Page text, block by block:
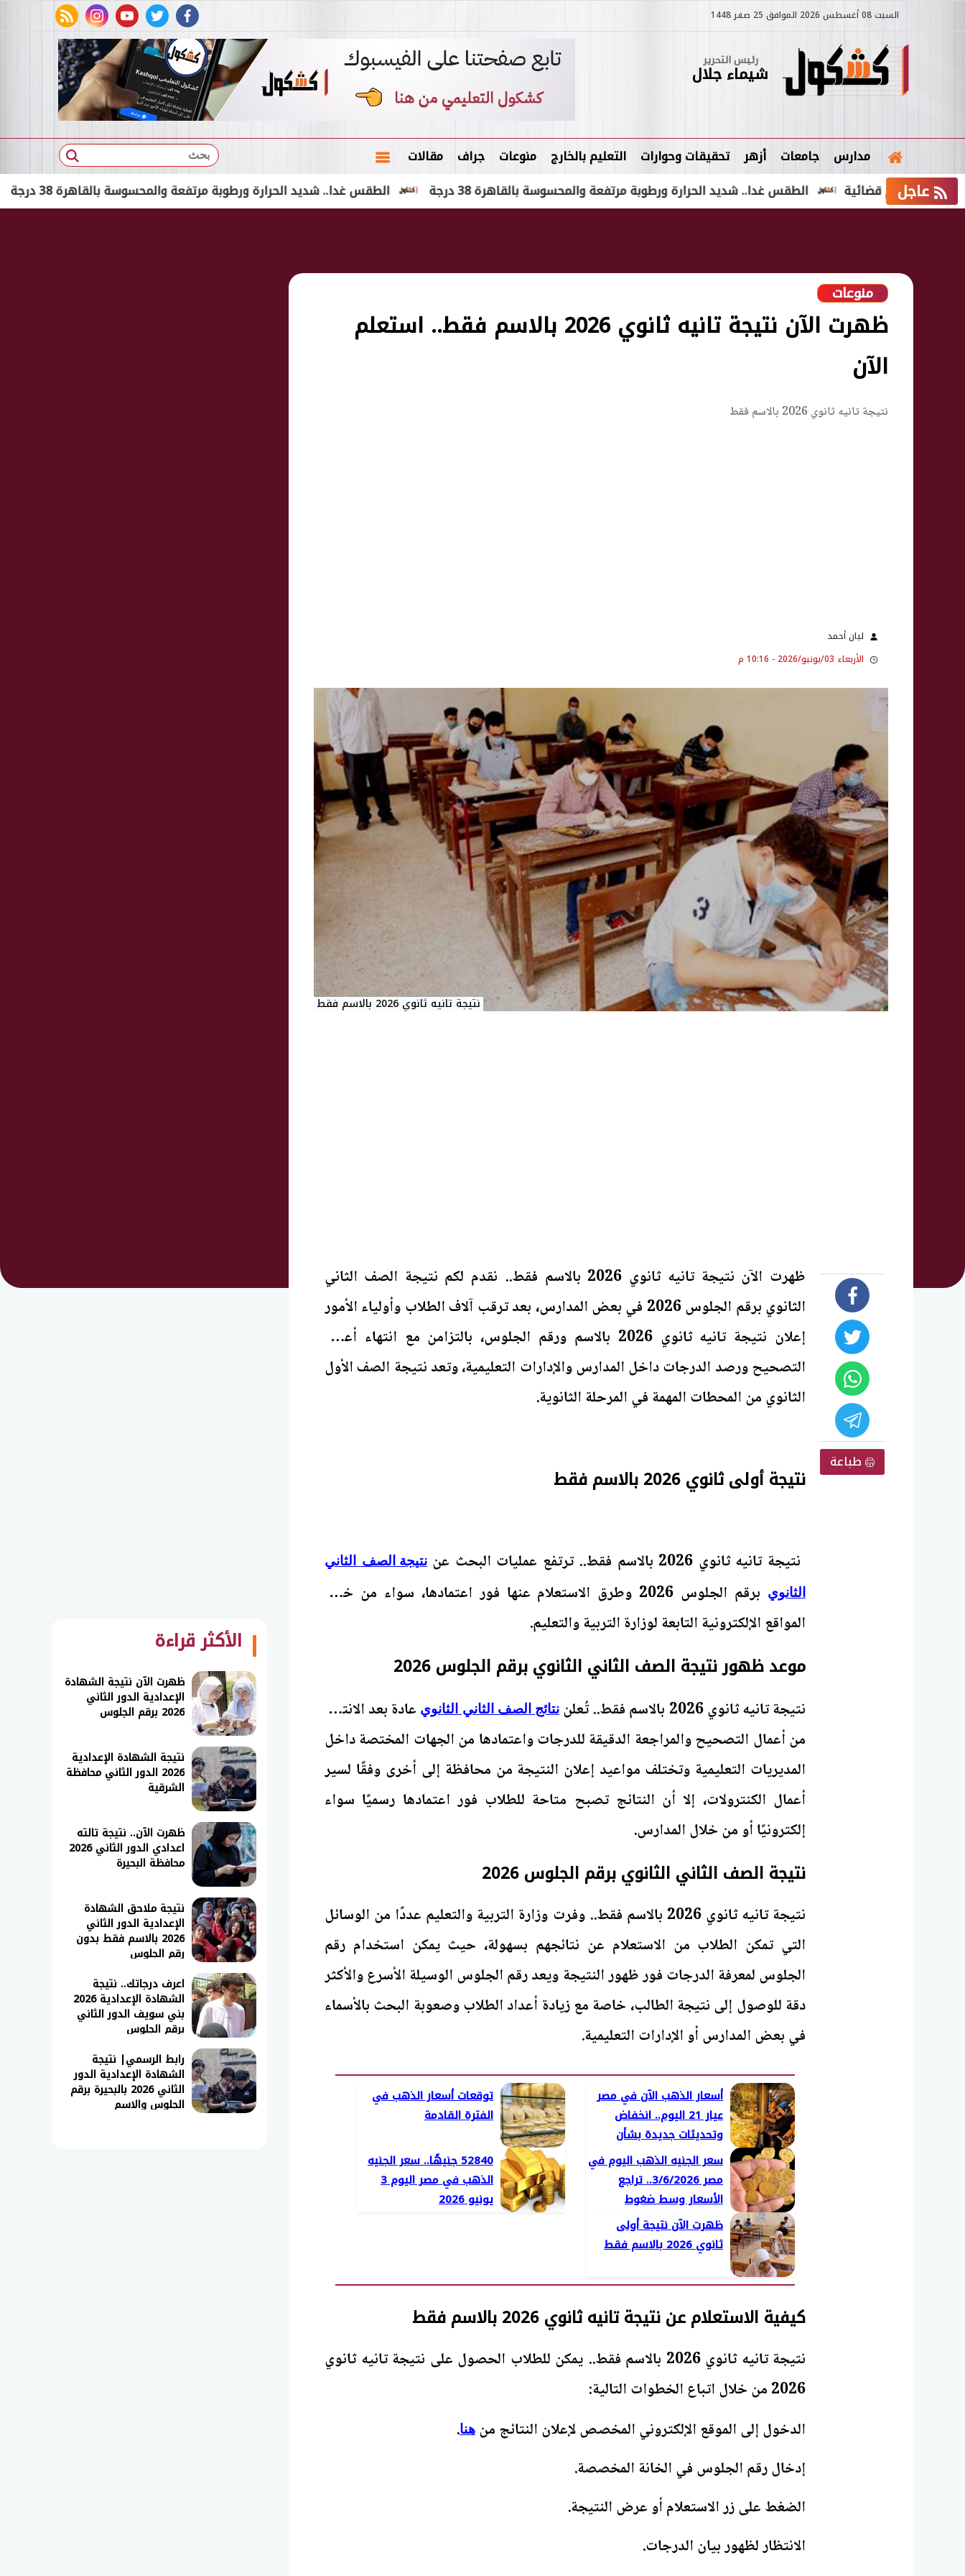
السبت 08 أغسطس 2026 الموافق 25 صفر 1448
facebook
twitter
youtube
instagram
rss feed
رئيس التحرير
شيماء جلال
مدارس جامعات أزهر تحقيقات وحوارات التعليم بالخارج منوعات جراف مقالات بحث
عاجل الطقس غدا.. شديد الحرارة ورطوبة مرتفعة والمحسوسة بالقاهرة 38 درجة الطقس غدا.. شديد الحرارة ورطوبة مرتفعة والمحسوسة بالقاهرة 38 درجة قضائية
منوعات
نتيجة تانيه ثانوي 2026 بالاسم فقط
ظهرت الآن نتيجة تانيه ثانوي 2026 بالاسم فقط.. استعلم
الآن
ليان أحمد
الأربعاء 03/يونيو/2026 - 10:16 م
نتيجة تانيه ثانوي 2026 بالاسم فقط
طباعة
ظهرت الآن نتيجة تانيه ثانوي 2026 بالاسم فقط.. نقدم لكم نتيجة الصف الثاني
الثانوي برقم الجلوس 2026 في بعض المدارس، بعد ترقب آلاف الطلاب وأولياء الأمور
إعلان نتيجة تانيه ثانوي 2026 بالاسم ورقم الجلوس، بالتزامن مع انتهاء أعمال
التصحيح ورصد الدرجات داخل المدارس والإدارات التعليمية، وتعد نتيجة الصف الأول
الثانوي من المحطات المهمة في المرحلة الثانوية.
نتيجة أولى ثانوي 2026 بالاسم فقط
نتيجة تانيه ثانوي 2026 بالاسم فقط.. ترتفع عمليات البحث عن نتيجة الصف الثاني
الثانوي
برقم الجلوس 2026 وطرق الاستعلام عنها فور اعتمادها، سواء من خلال
المواقع الإلكترونية التابعة لوزارة التربية والتعليم.
موعد ظهور نتيجة الصف الثاني الثانوي برقم الجلوس 2026
نتيجة تانيه ثانوي 2026 بالاسم فقط.. تُعلن نتائج الصف الثاني الثانوي عادة بعد الانتهاء
من أعمال التصحيح والمراجعة الدقيقة للدرجات واعتمادها من الجهات المختصة داخل
المديريات التعليمية وتختلف مواعيد إعلان النتيجة من محافظة إلى أخرى وفقًا لسير
أعمال الكنترولات، إلا أن النتائج تصبح متاحة للطلاب فور اعتمادها رسميًا سواء
إلكترونيًا أو من خلال المدارس.
نتيجة الصف الثاني الثانوي برقم الجلوس 2026
نتيجة تانيه ثانوي 2026 بالاسم فقط.. وفرت وزارة التربية والتعليم عددًا من الوسائل
التي تمكن الطلاب من الاستعلام عن نتائجهم بسهولة، حيث يمكن استخدام رقم
الجلوس لمعرفة الدرجات فور ظهور النتيجة ويعد رقم الجلوس الوسيلة الأسرع والأكثر
دقة للوصول إلى نتيجة الطالب، خاصة مع زيادة أعداد الطلاب وصعوبة البحث بالأسماء
في بعض المدارس أو الإدارات التعليمية.
أسعار الذهب الآن في مصر
عيار 21 اليوم.. انخفاض
وتحديثات جديدة بشأن
المصنعية
توقعات أسعار الذهب في
الفترة القادمة
سعر الجنيه الذهب اليوم في
مصر 3/6/2026.. تراجع
الأسعار وسط ضغوط
الأسواق العالمية
52840 جنيهًا.. سعر الجنيه
الذهب في مصر اليوم 3
يونيو 2026
ظهرت الآن نتيجة أولى
ثانوي 2026 بالاسم فقط
كيفية الاستعلام عن نتيجة تانيه ثانوي 2026 بالاسم فقط
نتيجة تانيه ثانوي 2026 بالاسم فقط.. يمكن للطلاب الحصول على نتيجة تانيه ثانوي
2026 من خلال اتباع الخطوات التالية:
الدخول إلى الموقع الإلكتروني المخصص لإعلان النتائج من هنا.
إدخال رقم الجلوس في الخانة المخصصة.
الضغط على زر الاستعلام أو عرض النتيجة.
الانتظار لظهور بيان الدرجات.
الأكثر قراءة
ظهرت الآن نتيجة الشهادة
الإعدادية الدور الثاني
2026 برقم الجلوس
نتيجة الشهادة الإعدادية
2026 الدور الثاني محافظة
الشرقية
ظهرت الآن.. نتيجة تالته
اعدادي الدور الثاني 2026
محافظة البحيرة
نتيجة ملاحق الشهادة
الإعدادية الدور الثاني
2026 بالاسم فقط بدون
رقم الجلوس
اعرف درجاتك.. نتيجة
الشهادة الإعدادية 2026
بني سويف الدور الثاني
برقم الجلوس
رابط الرسمي| نتيجة
الشهادة الإعدادية الدور
الثاني 2026 بالبحيرة برقم
الجلوس والاسم